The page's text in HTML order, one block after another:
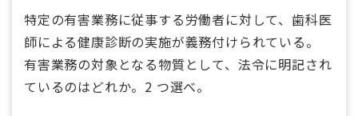
特定の有害業務に従事する労働者に対して、歯科医
師による健康診断の実施が義務付けられている。
有害業務の対象となる物質として、法令に明記され
ているのはどれか。2 つ選べ。